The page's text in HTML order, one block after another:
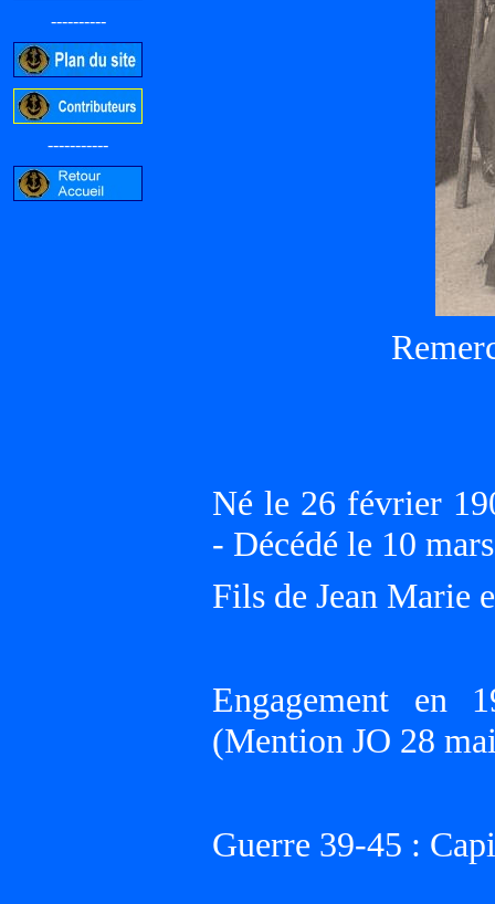
----------
-----------
Né le 26 février
- Décédé le 10
Fils de Jean Marie
Engagement en
(Mention JO 28
Guerre 39-45 :